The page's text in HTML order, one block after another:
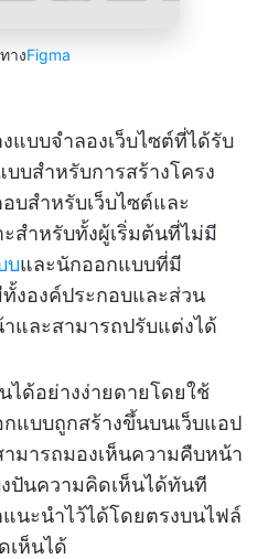
างFigma
แบบจำลองเว็บไซต์ที่ได้รับ
บสำหรับการสร้างโครง
บสำหรับเว็บไซต์และ
สำหรับทั้งผู้เริ่มต้นที่ไม่มี
บและนักออกแบบที่มี
งองค์ประกอบและส่วน
และสามารถปรับแต่งได้
ได้อย่างง่ายดายโดยใช้
กแบบถูกสร้างขึ้นบนเว็บแอป
มารถมองเห็นความคืบหน้า
ปันความคิดเห็นได้ทันที
นะนำไว้ได้โดยตรงบนไฟล์
เห็นได้